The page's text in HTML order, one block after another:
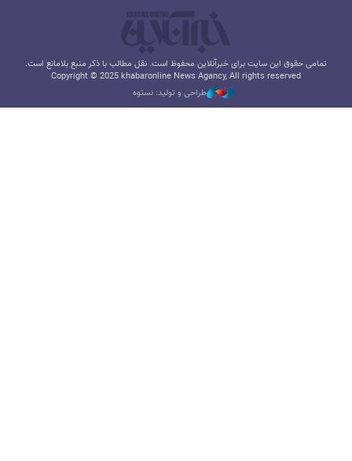
تمامی حقوق این سایت برای خبرآنلاین محفوظ است. نقل مطالب با ذکر منبع بلامانع است.
Copyright © 2025 khabaronline News Agancy, All rights reserved
طراحی و تولید: نستوه